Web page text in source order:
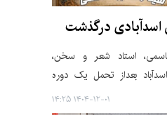
اسدآبادی درگذشت
استاد شعر و سخن،
بعداز تحمل یک‌ دوره
۱۴۰۴-۱۲-۰۱ ۱۴:۲۵